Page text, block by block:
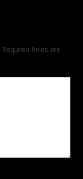
Required fields are